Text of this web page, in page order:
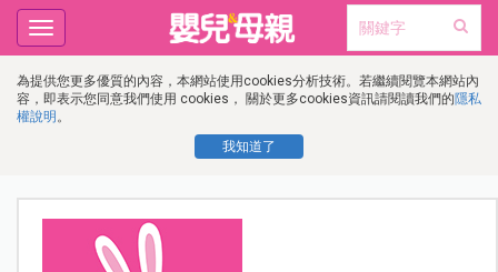
為提供您更多優質的內容，本網站使用cookies分析技術。若繼續閱覽本網站內
容，即表示您同意我們使用 cookies， 關於更多cookies資訊請閱讀我們的隱私
權說明 。
我知道了
Toggle
navigation